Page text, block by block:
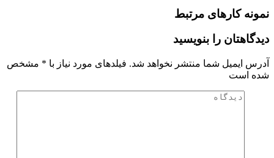
نمونه کارهای مرتبط
دیدگاهتان را بنویسید
آدرس ایمیل شما منتشر نخواهد شد. فیلدهای مورد نیاز با * مشخص
شده است